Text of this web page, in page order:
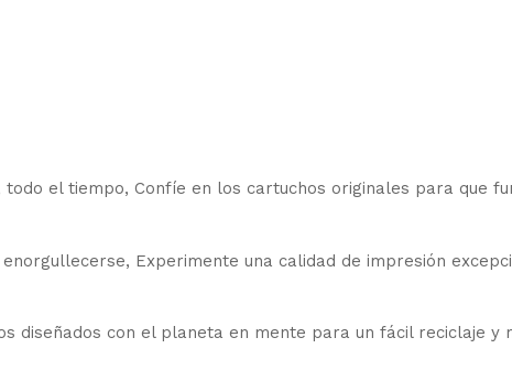
el tiempo, Confíe en los cartuchos originales para que
Experimente una calidad de impresión
diseñados con el planeta en mente para un fácil reciclaje y